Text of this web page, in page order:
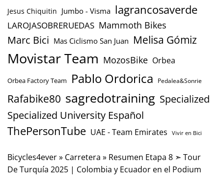
Jesus Chiquitin Jumbo - Visma lagrancosaverde
LAROJASOBRERUEDAS Mammoth Bikes
Marc Bici Mas Ciclismo San Juan Melisa Gómiz
Movistar Team MozosBike Orbea
Orbea Factory Team Pablo Ordorica Pedalea&Sonrie
Rafabike80 sagredotraining Specialized
Specialized University Español
ThePersonTube UAE - Team Emirates Vivir en Bici
Bicycles4ever» Carretera » Resumen Etapa 8 ➣ Tour
De Turquía 2025 | Colombia y Ecuador en el Podium